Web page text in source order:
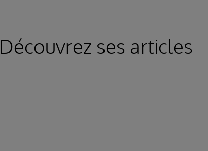
Découvrez ses articles